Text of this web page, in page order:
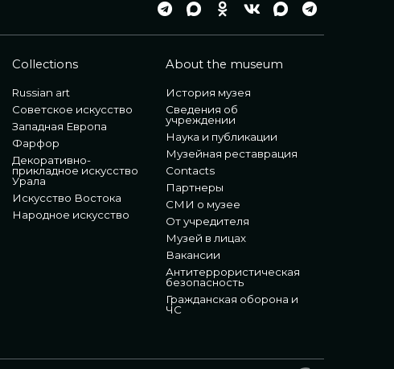
Collections
Russian art
Советское искусство
Западная Европа
Фарфор
Декоративно-
прикладное искусство
Урала
Искусство Востока
Народное искусство
About the museum
История музея
Сведения об
учреждении
Наука и публикации
Музейная реставрация
Contacts
Партнеры
СМИ о музее
От учредителя
Музей в лицах
Вакансии
Антитеррористическая
безопасность
Гражданская оборона и
ЧС